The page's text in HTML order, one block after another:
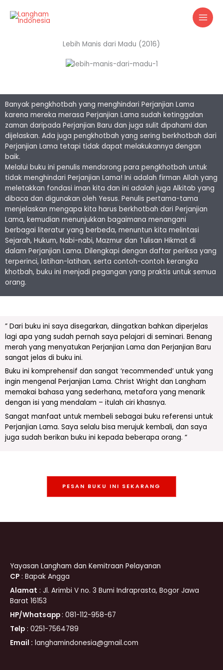
content
Lebih Manis dari Madu (2016)
Banyak pengkhotbah yang menghindari Perjanjian Lama
karena mereka merasa Perjanjian Lama sudah ketinggalan
zaman daripada Perjanjian Baru dan juga sulit dipahami dan
dijelaskan. Ada juga pengkhotbah yang sering berkhotbah dari
Perjanjian Lama tetapi tidak dapat melakukannya dengan
baik.
Melalui buku ini penulis mendorong para pengkhotbah untuk
tidak menghindari Perjanjian Lama! Ini adalah firman Allah yang
meletakkan fondasi iman kita dan ini adalah juga Alkitab yang
dibaca dan digunakan oleh Yesus. Penulis pertama-tama
menjelaskan mengapa kita harus berkhotbah dari Perjanjian
Lama, kemudian menunjukkan bagaimana menangani
berbagai literatur yang berbeda, menuntun kita melintasi
Sejarah, Hukum, Nabi-nabi, Mazmur dan Tulisan Hikmat di
dalam Perjanjian Lama. Dilengkapi dengan daftar periksa yang
terperinci, latihan-latihan, serta contoh-contoh kerangka
khotbah, buku ini menjadi pegangan yang praktis untuk semua
orang.
” Dari buku ini saya disegarkan, diingatkan bahkan diperjelas
lagi apa yang sudah pernah saya pelajari di seminari. Benang
merah yang menyatukan Perjanjian Lama dan Perjanjian Baru
sangat jelas di buku ini.
Buku ini komprehensif dan sangat ‘recommended’ untuk yang
ingin mengenal Perjanjian Lama. Christ Wright dan Langham
memakai bahasa yang sederhana, metafora yang menarik
dengan isi yang mendalam – itulah ciri khasnya.
Sangat manfaat untuk membeli sebagai buku referensi untuk
Perjanjian Lama. Saya selalu bisa merujuk kembali, dan saya
juga sudah berikan buku ini kepada beberapa orang. “
PESAN BUKU INI SEKARANG
Yayasan Langham dan Kemitraan Pelayanan
CP : Bapak Angga
Alamat : Jl. Arimbi V no. 3 Bumi Indraprasta, Bogor Jawa
Barat 16153
HP/Whatsapp : 081-112-958-67
Telp : 0251-7564789
Email : langhamindonesia@gmail.com